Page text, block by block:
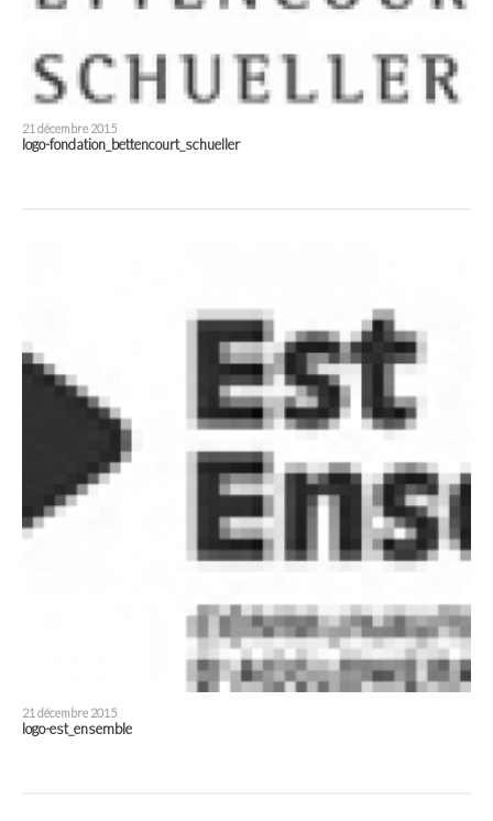
21 décembre 2015
logo-fondation_bettencourt_schueller
21 décembre 2015
logo-est_ensemble